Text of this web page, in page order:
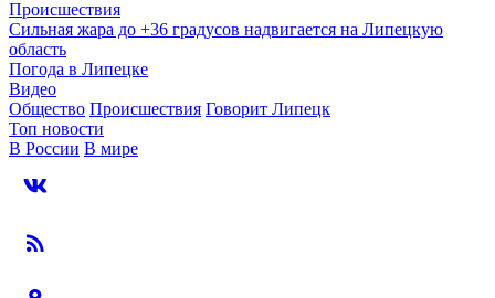
Происшествия
Сильная жара до +36 градусов надвигается на Липецкую
область
Погода в Липецке
Видео
Общество Происшествия Говорит Липецк
Топ новости
В России В мире